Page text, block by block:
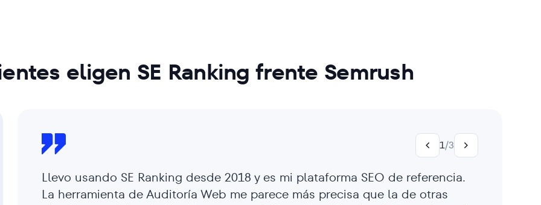
eligen SE Ranking frente Semrush
Llevo usando SE Ranking desde 2018 y es mi plataforma SEO de referencia.
La herramienta de Auditoría Web me parece más precisa que la de otras
1/3